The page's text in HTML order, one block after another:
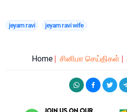
jeyam ravi jeyam ravi wife
Home சினிமா செய்திகள்